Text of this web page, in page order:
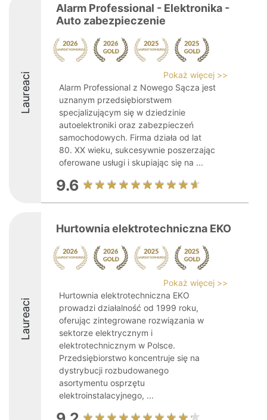
Laureaci
Alarm Professional - Elektronika -
Auto zabezpieczenie
Pokaż więcej >>
Alarm Professional z Nowego Sącza jest
uznanym przedsiębiorstwem
specjalizującym się w dziedzinie
autoelektroniki oraz zabezpieczeń
samochodowych. Firma działa od lat
80. XX wieku, sukcesywnie poszerzając
oferowane usługi i skupiając się na ...
9.6
Laureaci
Hurtownia elektrotechniczna EKO
Pokaż więcej >>
Hurtownia elektrotechniczna EKO
prowadzi działalność od 1999 roku,
oferując zintegrowane rozwiązania w
sektorze elektrycznym i
elektrotechnicznym w Polsce.
Przedsiębiorstwo koncentruje się na
dystrybucji rozbudowanego
asortymentu osprzętu
elektroinstalacyjnego, ...